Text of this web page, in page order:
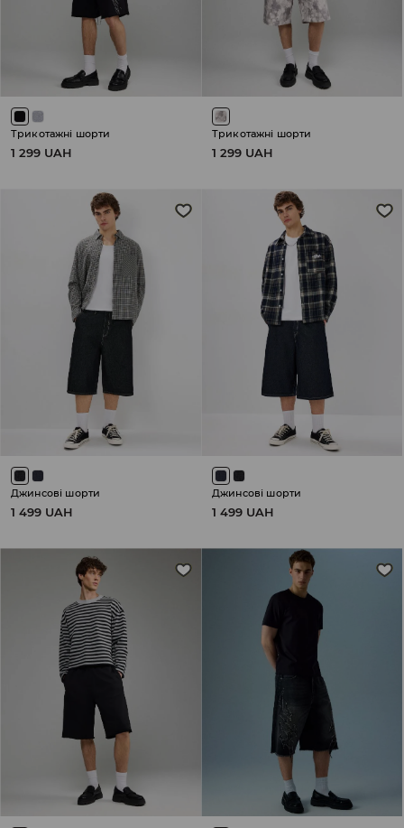
Трикотажні шорти
1 299 UAH
Трикотажні шорти
1 299 UAH
Джинсові шорти
1 499 UAH
Джинсові шорти
1 499 UAH